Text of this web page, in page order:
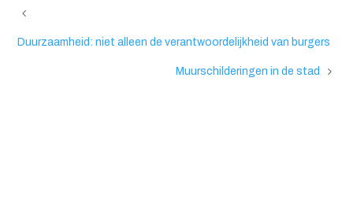
Duurzaamheid: niet alleen de verantwoordelijkheid van burgers
Muurschilderingen in de stad